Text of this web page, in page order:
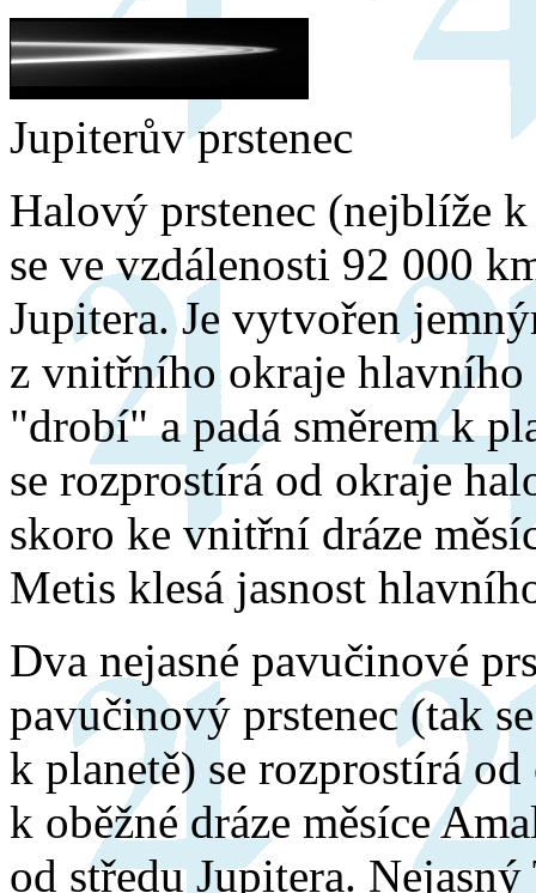
Jupiterův prstenec
Halový prstenec (nejblíže
se ve vzdálenosti 92 000
Jupitera. Je vytvořen
z vnitřního okraje hlavního
"drobí" a padá směrem k
se rozprostírá od okraje
skoro ke vnitřní dráze
Metis klesá jasnost
Dva nejasné pavučinové
pavučinový prstenec (tak
k planetě) se rozprostírá
k oběžné dráze měsíce
od středu Jupitera.